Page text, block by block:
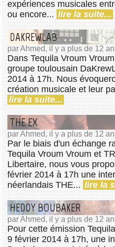
expériences musicales
ou encore... lire la suite...
DAKREWLAB
par Ahmed, il y a plus de 12
Dans Tequila Vroum
groupe toulousain
2014 à 17h. Nous
création musicale et leur
lire la suite...
THE EX
par Ahmed, il y a plus de 12
Par le biais d'un échange
Tequila Vroum Vroum et
Libertaire, nous vous
février 2014 à 17h une
néerlandais THE... lire la
HEDDY BOUBAKER
par Ahmed, il y a plus de 12
Pour cette émission
9 février 2014 à 17h, une